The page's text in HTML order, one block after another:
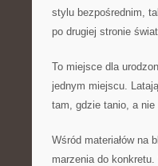
stylu bezpośrednim,
po drugiej stronie
To miejsce dla
jednym miejscu.
tam, gdzie tanio, a nie
Wśród materiałów na
marzenia do